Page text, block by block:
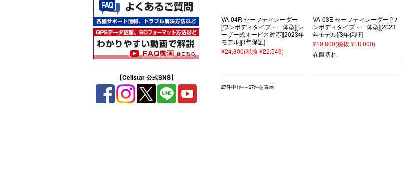
VA-04R セーフティレーダー
[ワンボディタイプ・一体型][レ
ーザー式オービス対応][2023年
モデル][3年保証]
¥24,800(税抜 ¥22,546)
VA-03E セーフティレーダー [ワ
ンボディタイプ・一体型][2023
年モデル][3年保証]
¥19,800(税抜 ¥18,000)
在庫切れ
27件中1件～27件を表示
【Cellstar 公式SNS】